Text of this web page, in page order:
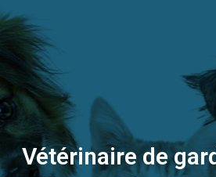
Vétérinaire de